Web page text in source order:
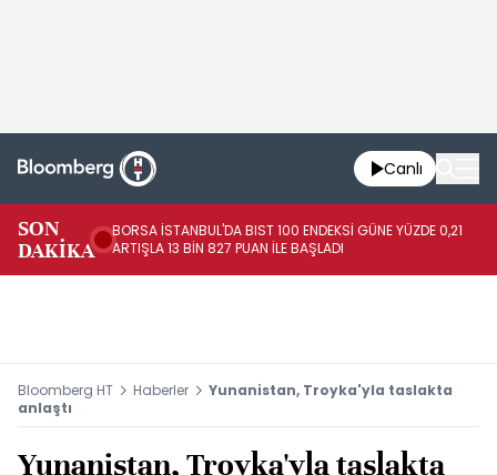
Canlı
SON
DAKİKA
BORSA İSTANBUL'DA BIST 100 ENDEKSİ GÜNE YÜZDE 0,21
ARTIŞLA 13 BİN 827 PUAN İLE BAŞLADI
Bloomberg HT Haberler
Yunanistan, Troyka'yla taslakta
anlaştı
Yunanistan, Troyka'yla taslakta